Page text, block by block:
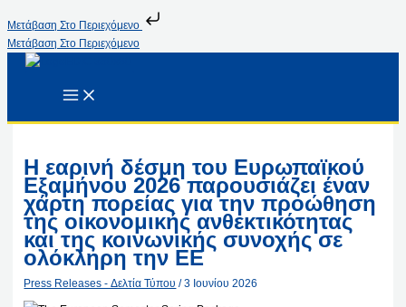
Μετάβαση Στο Περιεχόμενο
Μετάβαση Στο Περιεχόμενο
Η εαρινή δέσμη του Ευρωπαϊκού
Εξαμήνου 2026 παρουσιάζει έναν
χάρτη πορείας για την προώθηση
της οικονομικής ανθεκτικότητας
και της κοινωνικής συνοχής σε
ολόκληρη την ΕΕ
Press Releases - Δελτία Τύπου /3 Ιουνίου 2026